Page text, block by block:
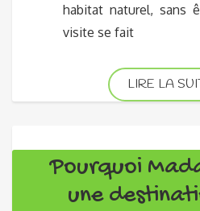
habitat naturel, sans
visite se fait
LIRE LA
Pourquoi
une